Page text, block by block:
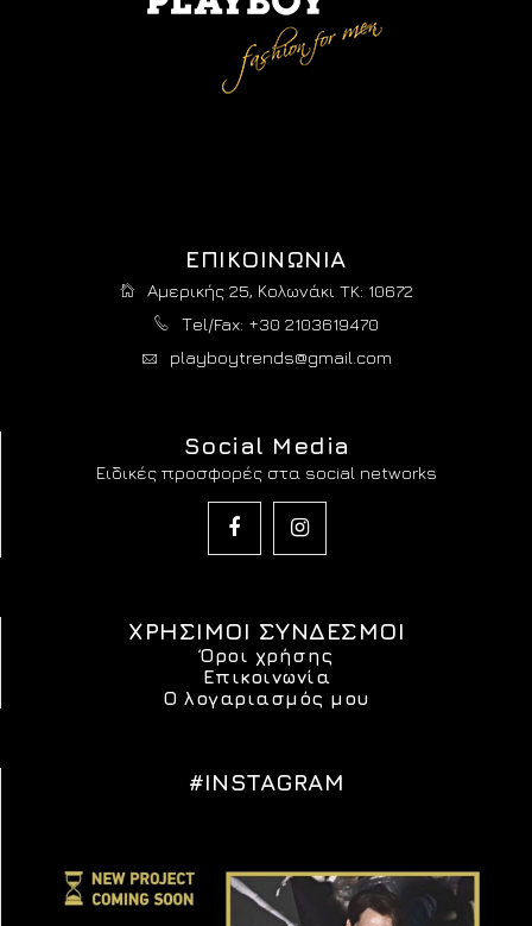
ΕΠΙΚΟΙΝΩΝΙΑ
Αμερικής 25, Κολωνάκι TK: 10672
Τel/Fax: +30 2103619470
playboytrends@gmail.com
Social Media
Ειδικές προσφορές στα social networks
ΧΡΗΣΙΜΟΙ ΣΥΝΔΕΣΜΟΙ
Όροι χρήσης
Επικοινωνία
Ο λογαριασμός μου
#INSTAGRAM